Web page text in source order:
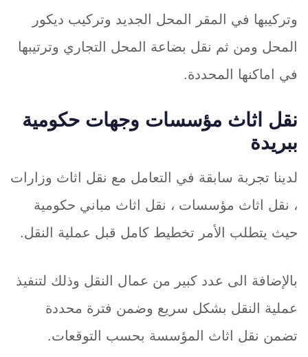
وتركيبها في المقر المحل الجديد وتركيب ديكور
المحل ومن ثم نقل بضاعة المحل التجاري وترتيبها
في اماكنها المحددة.
نقل اثاث مؤسسات وجهات حكومية
ببريدة
لدينا تجربة سابقة في التعامل مع نقل اثاث وزارات
، نقل اثاث مؤسسات ، نقل اثاث مباني حكومية
حيث يتطلب الأمر تخطيط كامل قبل عملية النقل.
بالإضافة الى عدد كبير من عمال النقل وذلك لتنفيذ
عملية النقل بشكل سريع وضمن فترة محددة
تضمن نقل اثاث المؤسسة بحسب التوقعات.